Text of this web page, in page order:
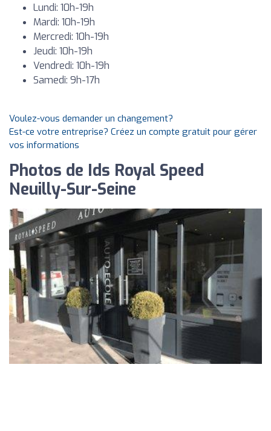
Lundi: 10h-19h
Mardi: 10h-19h
Mercredi: 10h-19h
Jeudi: 10h-19h
Vendredi: 10h-19h
Samedi: 9h-17h
Voulez-vous demander un changement?
Est-ce votre entreprise? Créez un compte gratuit pour gérer
vos informations
Photos de Ids Royal Speed
Neuilly-Sur-Seine